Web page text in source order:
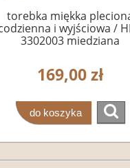
torebka miękka
i wyjściowa /
3302003 miedziana
169,00 zł
do koszyka